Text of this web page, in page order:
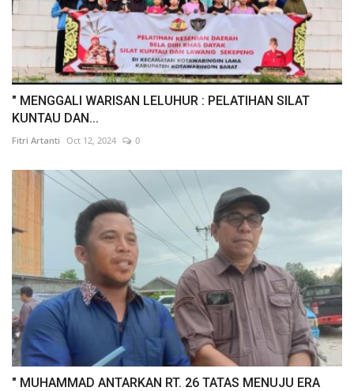
" MENGGALI WARISAN LELUHUR : PELATIHAN SILAT
KUNTAU DAN...
Fitri Artanti Oct 12, 2024 0
" MUHAMMAD ANTARKAN RT. 26 TATAS MENUJU ERA